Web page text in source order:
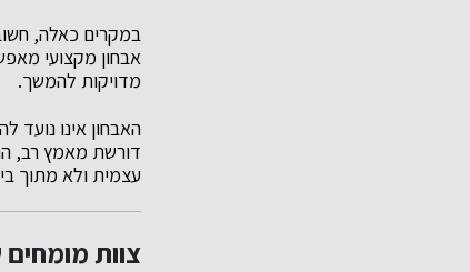
במקרים כאלה,
אבחון מקצועי
מדויקות להמשך.
האבחון אינו
דורשת מאמץ רב,
עצמית ולא מתוך
צוות